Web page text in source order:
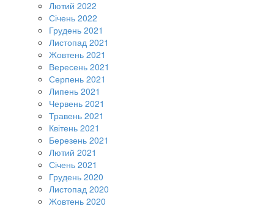
Лютий 2022
Січень 2022
Грудень 2021
Листопад 2021
Жовтень 2021
Вересень 2021
Серпень 2021
Липень 2021
Червень 2021
Травень 2021
Квітень 2021
Березень 2021
Лютий 2021
Січень 2021
Грудень 2020
Листопад 2020
Жовтень 2020